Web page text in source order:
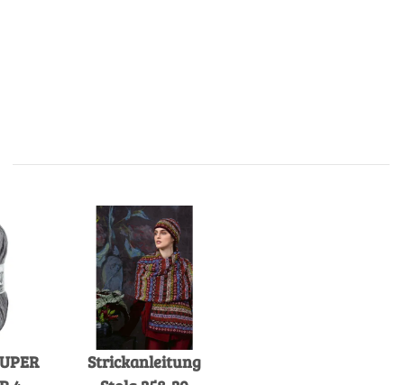
Strickanleitung